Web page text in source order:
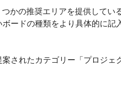
かの推奨エリアを提供してい
ードの種類をより具体的に記
されたカテゴリー「プロジェ